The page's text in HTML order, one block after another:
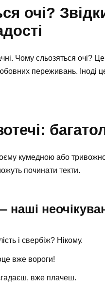
очі?
Чому сльозяться очі?
переживань. Іноді
кумедною або
починати текти.
наші
і свербіж? Нікому.
вже вороги!
вже плачеш.